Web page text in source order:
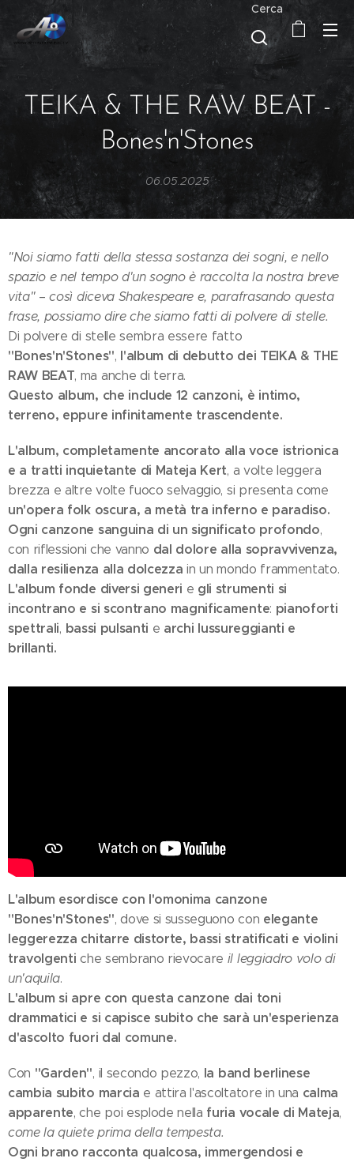
Cerca
TEIKA & THE RAW BEAT -
Bones'n'Stones
06.05.2025
"Noi siamo fatti della stessa sostanza dei sogni, e nello
spazio e nel tempo d'un sogno è raccolta la nostra breve
vita"–così diceva Shakespeare e, parafrasando questa
frase, possiamo dire che siamo fatti di polvere di stelle.
Di polvere di stelle sembra essere fatto
"Bones'n'Stones", l'album di debutto dei TEIKA & THE
RAW BEAT, ma anche di terra.
Questo album, che include 12 canzoni, è intimo,
terreno, eppure infinitamente trascendente.
L'album, completamente ancorato alla voce istrionica
e a tratti inquietante di Mateja Kert, a volte leggera
brezza e altre volte fuoco selvaggio, si presenta come
un'opera folk oscura, a metà tra inferno e paradiso.
Ogni canzone sanguina di un significato profondo,
con riflessioni che vanno dal dolore alla sopravvivenza,
dalla resilienza alla dolcezza in un mondo frammentato.
L'album fonde diversi generi e gli strumenti si
incontrano e si scontrano magnificamente: pianoforti
spettrali, bassi pulsanti e archi lussureggianti e
brillanti.
L'album esordisce con l'omonima canzone
"Bones'n'Stones", dove si susseguono con elegante
leggerezza chitarre distorte, bassi stratificati e violini
travolgenti che sembrano rievocare il leggiadro volo di
un'aquila.
L'album si apre con questa canzone dai toni
drammatici e si capisce subito che sarà un'esperienza
d'ascolto fuori dal comune.
Con "Garden", il secondo pezzo, la band berlinese
cambia subito marcia e attira l'ascoltatore in una calma
apparente, che poi esplode nella furia vocale di Mateja,
come la quiete prima della tempesta.
Ogni brano racconta qualcosa, immergendosi e